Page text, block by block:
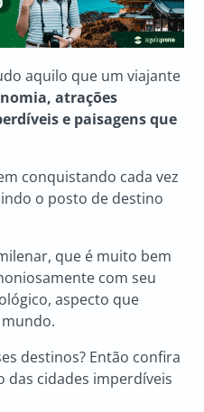
aquilo que um viajante
atrações
e paisagens que
conquistando cada vez
o posto de destino
que é muito bem
com seu
aspecto que
destinos? Então confira
das cidades imperdíveis